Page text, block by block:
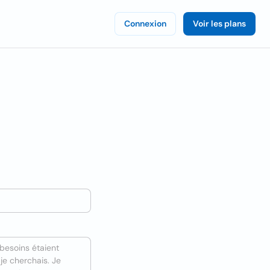
Connexion Voir les plans